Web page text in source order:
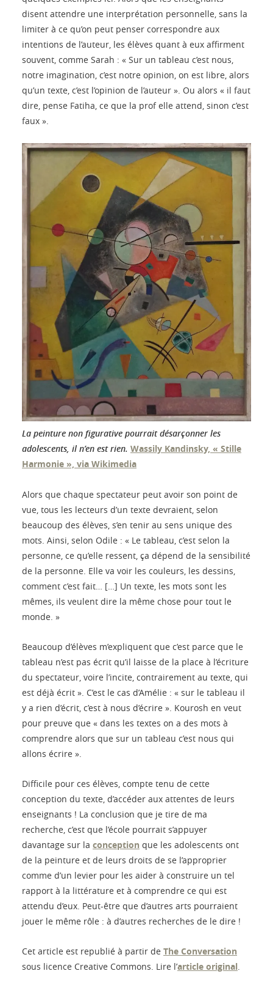
disent attendre une interprétation personnelle, sans la
limiter à ce qu’on peut penser correspondre aux
intentions de l’auteur, les élèves quant à eux affirment
souvent, comme Sarah : « Sur un tableau c’est nous,
notre imagination, c’est notre opinion, on est libre, alors
qu’un texte, c’est l’opinion de l’auteur ». Ou alors « il faut
dire, pense Fatiha, ce que la prof elle attend, sinon c’est
faux ».
La peinture non figurative pourrait désarçonner les
adolescents, il n’en est rien. Wassily Kandinsky, « Stille
Harmonie », via Wikimedia
Alors que chaque spectateur peut avoir son point de
vue, tous les lecteurs d’un texte devraient, selon
beaucoup des élèves, s’en tenir au sens unique des
mots. Ainsi, selon Odile : « Le tableau, c’est selon la
personne, ce qu’elle ressent, ça dépend de la sensibilité
de la personne. Elle va voir les couleurs, les dessins,
comment c’est fait… […] Un texte, les mots sont les
mêmes, ils veulent dire la même chose pour tout le
monde. »
Beaucoup d’élèves m’expliquent que c’est parce que le
tableau n’est pas écrit qu’il laisse de la place à l’écriture
du spectateur, voire l’incite, contrairement au texte, qui
est déjà écrit ». C’est le cas d’Amélie : « sur le tableau il
y a rien d’écrit, c’est à nous d’écrire ». Kourosh en veut
pour preuve que « dans les textes on a des mots à
comprendre alors que sur un tableau c’est nous qui
allons écrire ».
Difficile pour ces élèves, compte tenu de cette
conception du texte, d’accéder aux attentes de leurs
enseignants ! La conclusion que je tire de ma
recherche, c’est que l’école pourrait s’appuyer
davantage sur la conception que les adolescents ont
de la peinture et de leurs droits de se l’approprier
comme d’un levier pour les aider à construire un tel
rapport à la littérature et à comprendre ce qui est
attendu d’eux. Peut-être que d’autres arts pourraient
jouer le même rôle : à d’autres recherches de le dire !
Cet article est republié à partir de The Conversation
sous licence Creative Commons. Lire l’article original.